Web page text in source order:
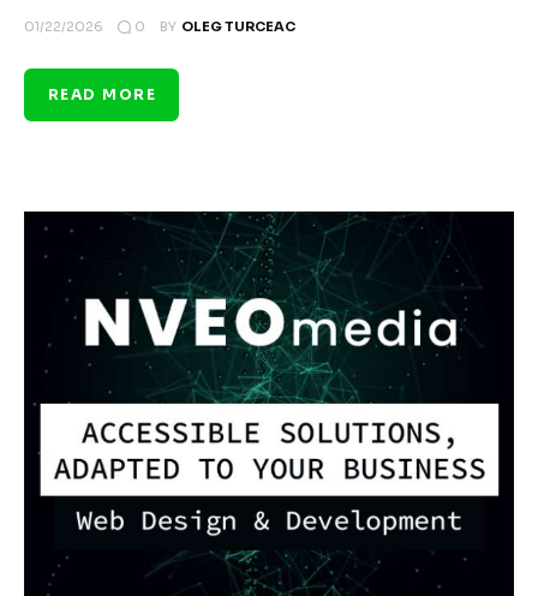
01/22/2026 0 BY OLEG TURCEAC
READ MORE